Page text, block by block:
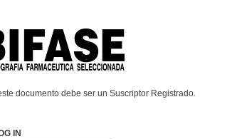
documento debe ser un Suscriptor Registrado.
IN